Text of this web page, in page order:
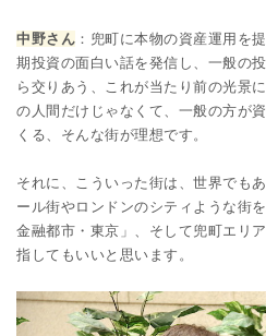
中野さん ：兜町に本物の資産運用を
期投資の面白い話を発信し、一般の
ら交りあう、これが当たり前の光景
の人間だけじゃなくて、一般の方が
くる、そんな街が理想です。
それに、こういった街は、世界でも
ール街やロンドンのシティような街
金融都市・東京」、そして兜町エリ
指してもいいと思います。